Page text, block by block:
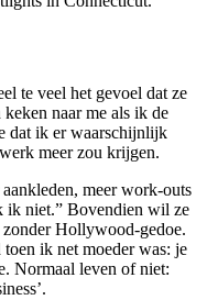
te veel het gevoel dat ze
naar me als ik de
dat ik er waarschijnlijk
meer zou krijgen.
meer work-outs
ik niet.” Bovendien wil ze
zonder Hollywood-gedoe.
ik net moeder was: je
Normaal leven of niet: